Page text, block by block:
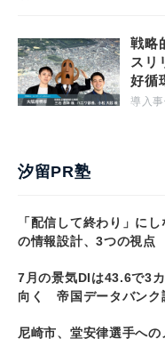
戦略
スリ
好循
導入
汐留PR塾
「配信して終わり」に
の情報設計、3つの視点
7月の景気DIは43.6で3
向く 帝国データバンク
尼崎市、堂安律選手へ